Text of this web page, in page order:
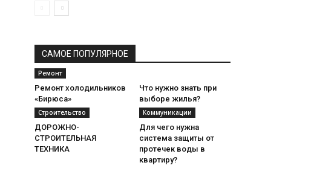
САМОЕ ПОПУЛЯРНОЕ
Ремонт
Ремонт холодильников
«Бирюса»
Что нужно знать при
выборе жилья?
Строительство
ДОРОЖНО-
СТРОИТЕЛЬНАЯ
ТЕХНИКА
Коммуникации
Для чего нужна
система защиты от
протечек воды в
квартиру?